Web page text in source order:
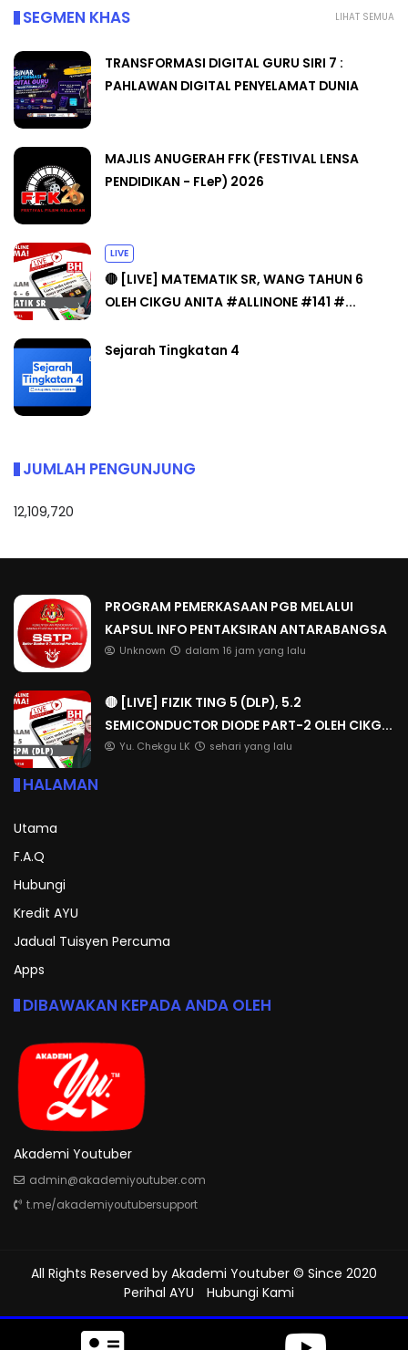
LIHAT SEMUA
SEGMEN KHAS
TRANSFORMASI DIGITAL GURU SIRI 7 :
PAHLAWAN DIGITAL PENYELAMAT DUNIA
MAJLIS ANUGERAH FFK (FESTIVAL LENSA
PENDIDIKAN - FLeP) 2026
LIVE
🔴 [LIVE] MATEMATIK SR, WANG TAHUN 6
OLEH CIKGU ANITA #ALLINONE #141 #...
Sejarah Tingkatan 4
JUMLAH PENGUNJUNG
12,109,720
PROGRAM PEMERKASAAN PGB MELALUI
KAPSUL INFO PENTAKSIRAN ANTARABANGSA
Unknown dalam 16 jam yang lalu
🔴 [LIVE] FIZIK TING 5 (DLP), 5.2
SEMICONDUCTOR DIODE PART-2 OLEH CIKG...
Yu. Chekgu LK sehari yang lalu
HALAMAN
Utama
F.A.Q
Hubungi
Kredit AYU
Jadual Tuisyen Percuma
Apps
DIBAWAKAN KEPADA ANDA OLEH
Akademi Youtuber
admin@akademiyoutuber.com
t.me/akademiyoutubersupport
All Rights Reserved by Akademi Youtuber © Since 2020
Perihal AYU
Hubungi Kami